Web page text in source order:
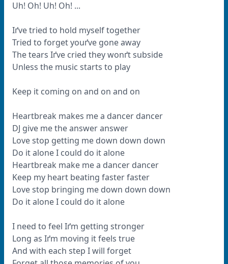
Uh! Oh! Uh! Oh! ...
Iґve tried to hold myself together
Tried to forget youґve gone away
The tears Iґve cried they wonґt subside
Unless the music starts to play
Keep it coming on and on and on
Heartbreak makes me a dancer dancer
DJ give me the answer answer
Love stop getting me down down down
Do it alone I could do it alone
Heartbreak make me a dancer dancer
Keep my heart beating faster faster
Love stop bringing me down down down
Do it alone I could do it alone
I need to feel Iґm getting stronger
Long as Iґm moving it feels true
And with each step I will forget